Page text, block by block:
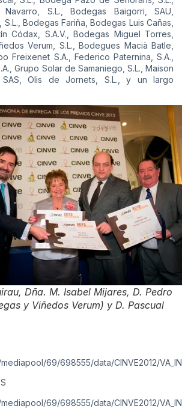
S.L., Bodegas Baigorri, SAU,
Bodegas Fariña, Bodegas Luis Cañas,
Códax, S.A.V., Bodegas Miguel Torres,
Verum, S.L., Bodegues Macià Batle,
Freixenet S.A., Federico Paternina, S.A.,
Grupo Solar de Samaniego, S.L., Maison
SAS, Olis de Jornets, S.L., y un largo
Dña. M. Isabel Mijares, D. Pedro
y Viñedos Verum) y D. Pascual
69/698555/data/CINVE2012/
69/698555/data/CINVE2012/